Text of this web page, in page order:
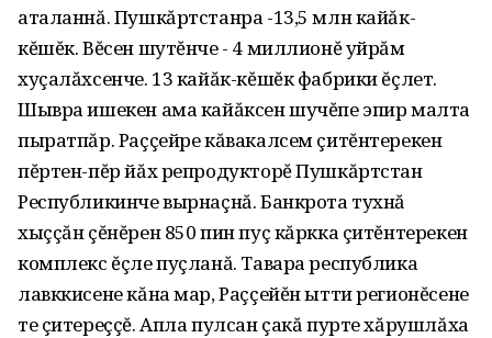
аталаннă. Пушкăртстанра -13‚5 млн кайăк-
кĕшĕк. Вĕсен шутĕнче - 4 миллионĕ уйрăм
хуçалăхсенче. 13 кайăк-кĕшĕк фабрики ĕçлет.
Шывра ишекен ама кайăксен шучĕпе эпир малта
пыратпăр. Раççейре кăвакалсем çитĕнтерекен
пĕртен-пĕр йăх репродукторĕ Пушкăртстан
Республикинче вырнаçнă. Банкрота тухнă
хыççăн çĕнĕрен 850 пин пуç кăркка çитĕнтерекен
комплекс ĕçле пуçланă. Тавара республика
лавккисене кăна мар‚ Раççейĕн ытти регионĕсене
те çитереççĕ. Апла пулсан çакă пурте хăрушлăха